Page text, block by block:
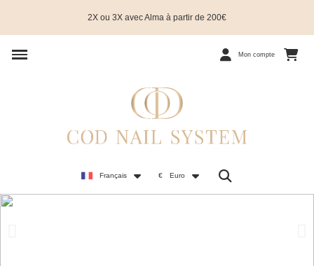
2X ou 3X avec Alma à partir de 200€
Mon compte
Français € Euro